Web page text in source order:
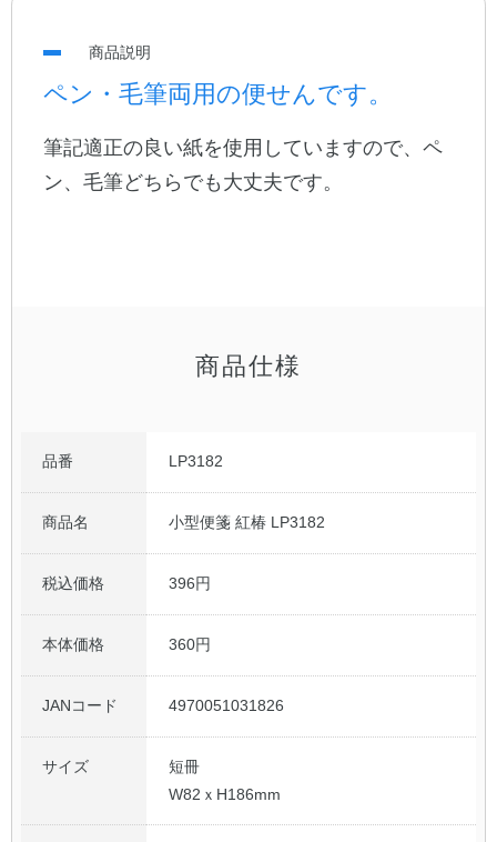
法人のお客様へ
OEMご希望の方へ
商品説明
ペン・毛筆両用の便せんです。
筆記適正の良い紙を使用していますので、ペ
ン、毛筆どちらでも大丈夫です。
商品仕様
品番 LP3182
商品名 小型便箋 紅椿 LP3182
税込価格 396円
本体価格 360円
JANコード 4970051031826
サイズ
短冊
W82ｘH186mm